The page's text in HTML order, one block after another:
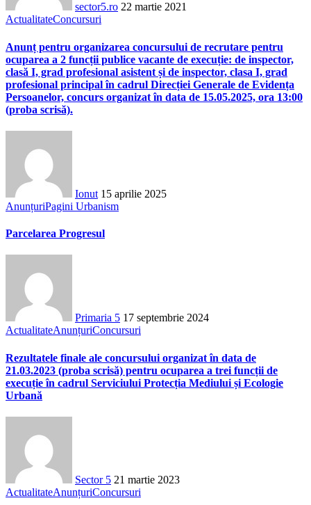
sector5.ro 22 martie 2021
ActualitateConcursuri
Anunț pentru organizarea concursului de recrutare pentru
ocuparea a 2 funcții publice vacante de execuție: de inspector,
clasă I, grad profesional asistent și de inspector, clasa I, grad
profesional principal în cadrul Direcției Generale de Evidența
Persoanelor, concurs organizat în data de 15.05.2025, ora 13:00
(proba scrisă).
Ionut 15 aprilie 2025
AnunțuriPagini Urbanism
Parcelarea Progresul
Primaria 5 17 septembrie 2024
ActualitateAnunțuriConcursuri
Rezultatele finale ale concursului organizat în data de
21.03.2023 (proba scrisă) pentru ocuparea a trei funcții de
execuție în cadrul Serviciului Protecția Mediului și Ecologie
Urbană
Sector 5 21 martie 2023
ActualitateAnunțuriConcursuri